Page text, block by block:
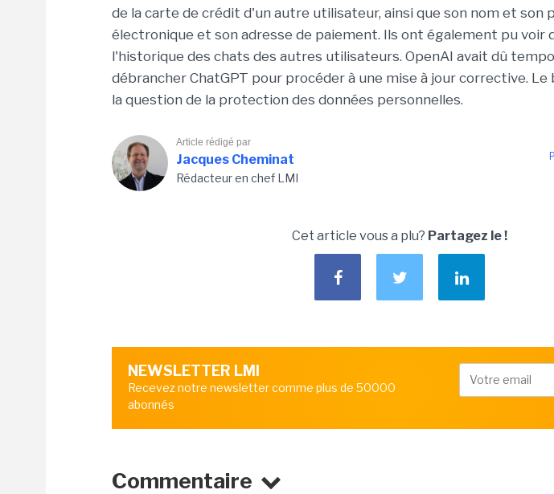
de la carte de crédit d'un autre utilisateur, ainsi que son nom et son
électronique et son adresse de paiement. Ils ont également pu voir
l'historique des chats des autres utilisateurs. OpenAI avait dû
débrancher ChatGPT pour procéder à une mise à jour corrective. Le
la question de la protection des données personnelles.
Article rédigé par
Jacques Cheminat
Rédacteur en chef LMI
Cet article vous a plu? Partagez le !
NEWSLETTER LMI
Recevez notre newsletter comme plus de 50000
abonnés
Commentaire